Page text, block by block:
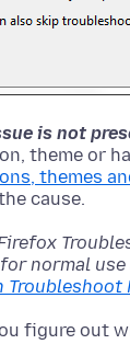
is not
theme or
themes
normal
Troubleshoot
figure out